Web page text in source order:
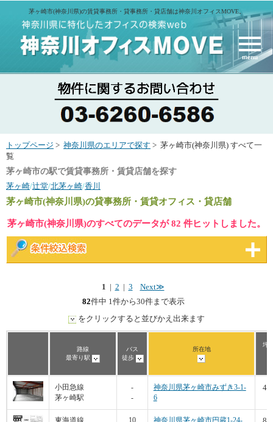
茅ヶ崎市(神奈川県)の賃貸事務所・貸事務所・貸店舗は神奈川オフィスMOVE。
menu
トップページ > 神奈川県のエリアで探す > 茅ヶ崎市(神奈川県) すべて一
覧
茅ヶ崎市の駅で賃貸事務所・賃貸店舗を探す
茅ヶ崎/辻堂/北茅ヶ崎/香川
茅ヶ崎市(神奈川県)の貸事務所・賃貸オフィス・貸店舗
茅ヶ崎市(神奈川県)のすべてのデータが 82 件ヒットしました。
1 2 3
Next≫
82件中 1件から30件まで表示
をクリックすると並びかえ出来ます
路線
最寄り駅
バス
徒歩
所在地
坪
小田急線
茅ヶ崎駅
-
-
神奈川県茅ヶ崎市みずき3-1-
6